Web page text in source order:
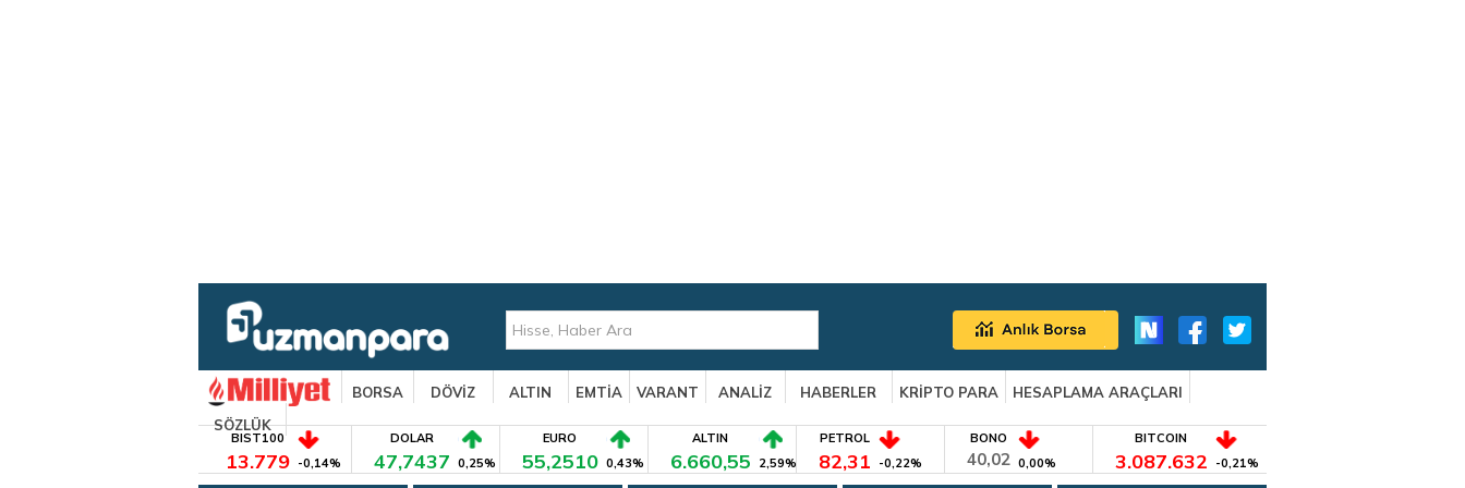
BORSA DÖVİZ ALTIN EMTİA VARANT ANALİZ HABERLER KRİPTO PARA
HESAPLAMA ARAÇLARI
SÖZLÜK
BIST100
13.779 -0,14%
DOLAR
47,7437 0,25%
EURO
55,2510 0,43%
ALTIN
6.660,55 2,59%
PETROL
82,31 -0,22%
BONO
40,02 0,00%
BITCOIN
3.087.632 -0,21%